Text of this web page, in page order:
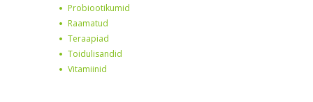
Probiootikumid
Raamatud
Teraapiad
Toidulisandid
Vitamiinid